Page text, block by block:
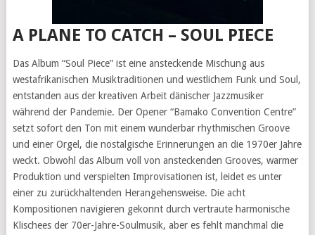
A PLANE TO CATCH – SOUL PIECE
Das Album “Soul Piece” ist eine ansteckende Mischung aus
westafrikanischen Musiktraditionen und westlichem Funk und Soul,
entstanden aus der kreativen Arbeit dänischer Jazzmusiker
während der Pandemie. Der Opener “Bamako Convention Centre”
setzt sofort den Ton mit einem wunderbar rhythmischen Groove
und einer Orgel, die nostalgische Erinnerungen an die 1970er Jahre
weckt. Obwohl das Album voll von ansteckenden Grooves, warmer
Produktion und verspielten Improvisationen ist, leidet es unter
einer zu zurückhaltenden Herangehensweise. Die acht
Kompositionen navigieren gekonnt durch vertraute harmonische
Klischees der 70er-Jahre-Soulmusik, aber es fehlt manchmal die